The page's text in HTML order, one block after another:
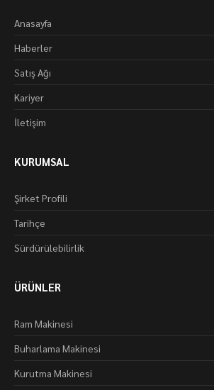
Anasayfa
Haberler
Satış Ağı
Kariyer
İletişim
KURUMSAL
Şirket Profili
Tarihçe
Sürdürülebilirlik
ÜRÜNLER
Ram Makinesi
Buharlama Makinesi
Kurutma Makinesi